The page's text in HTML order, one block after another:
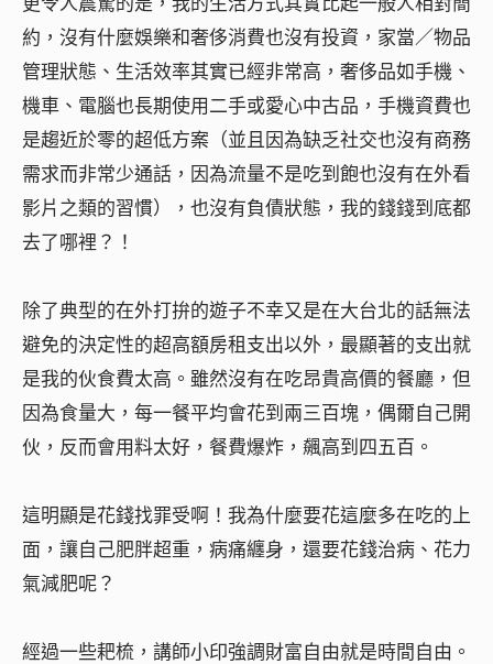
約，沒有什麼娛樂和奢侈消費也沒有投資，家當／物品
管理狀態、生活效率其實已經非常高，奢侈品如手機、
機車、電腦也長期使用二手或愛心中古品，手機資費也
是趨近於零的超低方案（並且因為缺乏社交也沒有商務
需求而非常少通話，因為流量不是吃到飽也沒有在外看
影片之類的習慣），也沒有負債狀態，我的錢錢到底都
去了哪裡？！
除了典型的在外打拚的遊子不幸又是在大台北的話無法
避免的決定性的超高額房租支出以外，最顯著的支出就
是我的伙食費太高。雖然沒有在吃昂貴高價的餐廳，但
因為食量大，每一餐平均會花到兩三百塊，偶爾自己開
伙，反而會用料太好，餐費爆炸，飆高到四五百。
這明顯是花錢找罪受啊！我為什麼要花這麼多在吃的上
面，讓自己肥胖超重，病痛纏身，還要花錢治病、花力
氣減肥呢？
經過一些耙梳，講師小印強調財富自由就是時間自由。